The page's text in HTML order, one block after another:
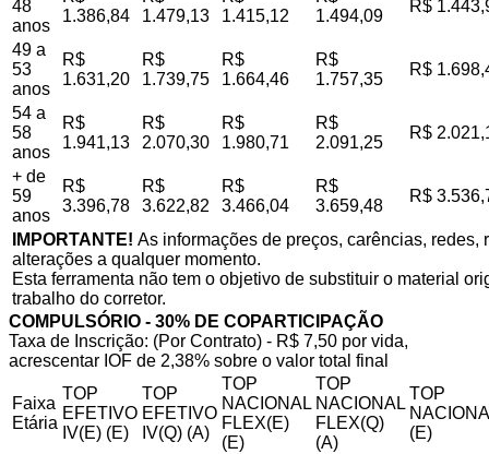
48
anos
1.386,84
1.479,13
1.415,12
1.494,09
R$
49 a
53
anos
R$
1.631,20
R$
1.739,75
R$
1.664,46
R$
1.757,35
R$
54 a
58
anos
R$
1.941,13
R$
2.070,30
R$
1.980,71
R$
2.091,25
R$
+ de
59
anos
R$
3.396,78
R$
3.622,82
R$
3.466,04
R$
3.659,48
R$
IMPORTANTE! As informações de preços, carências,
alterações a qualquer momento.
Esta ferramenta não tem o objetivo de substituir o material
trabalho do corretor.
COMPULSÓRIO - 30% DE COPARTICIPAÇÃO
Taxa de Inscrição: (Por Contrato) - R$ 7,50 por vida,
acrescentar IOF de 2,38% sobre o valor total final
Faixa
Etária
TOP
EFETIVO
IV(E) (E)
TOP
EFETIVO
IV(Q) (A)
TOP
NACIONAL
FLEX(E)
(E)
TOP
NACIONAL
FLEX(Q)
(A)
TOP
(E)